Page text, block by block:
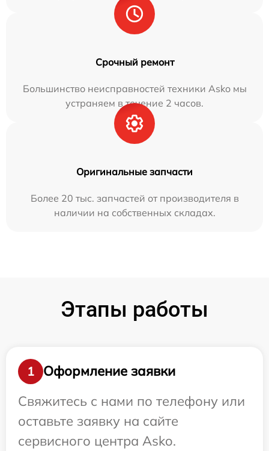
Срочный ремонт
Большинство неисправностей техники Asko мы
устраняем в течение 2 часов.
Оригинальные запчасти
Более 20 тыс. запчастей от производителя в
наличии на собственных складах.
Этапы работы
1
Оформление заявки
Свяжитесь с нами по телефону или
оставьте заявку на сайте
сервисного центра Asko.